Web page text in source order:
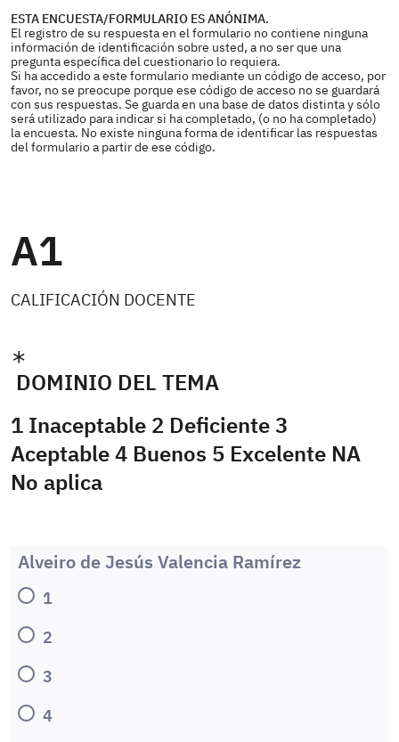
ESTA ENCUESTA/FORMULARIO ES ANÓNIMA.
El registro de su respuesta en el formulario no contiene ninguna
información de identificación sobre usted, a no ser que una
pregunta específica del cuestionario lo requiera.
Si ha accedido a este formulario mediante un código de acceso, por
favor, no se preocupe porque ese código de acceso no se guardará
con sus respuestas. Se guarda en una base de datos distinta y sólo
será utilizado para indicar si ha completado, (o no ha completado)
la encuesta. No existe ninguna forma de identificar las respuestas
del formulario a partir de ese código.
A1
CALIFICACIÓN DOCENTE
DOMINIO DEL TEMA
1 Inaceptable 2 Deficiente 3
Aceptable 4 Buenos 5 Excelente NA
No aplica
Alveiro de Jesús Valencia Ramírez
1
2
3
4